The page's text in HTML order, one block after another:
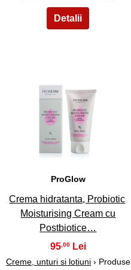
21
ProGlow
Crema hidratanta, Probiotic
Moisturising Cream cu
Postbiotice…
95,00
Creme, unturi si lotiuni› Produse